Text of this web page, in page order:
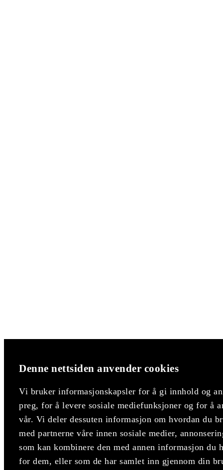
Denne nettsiden anvender cookies
Vi bruker informasjonskapsler for å gi innhold og
preg, for å levere sosiale mediefunksjoner og for å
vår. Vi deler dessuten informasjon om hvordan du
med partnerne våre innen sosiale medier,
som kan kombinere den med annen informasjon
for dem, eller som de har samlet inn gjennom din